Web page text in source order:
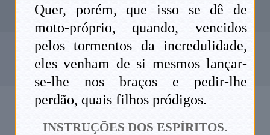
Quer, porém, que isso se dê de
moto-próprio, quando, vencidos
pelos tormentos da incredulidade,
eles venham de si mesmos lançar-
se-lhe nos braços e pedir-lhe
perdão, quais filhos pródigos.
INSTRUÇÕES DOS ESPÍRITOS.